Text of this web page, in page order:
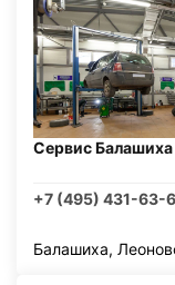
Сервис Балашиха
+7 (495) 431-63-
Балашиха,